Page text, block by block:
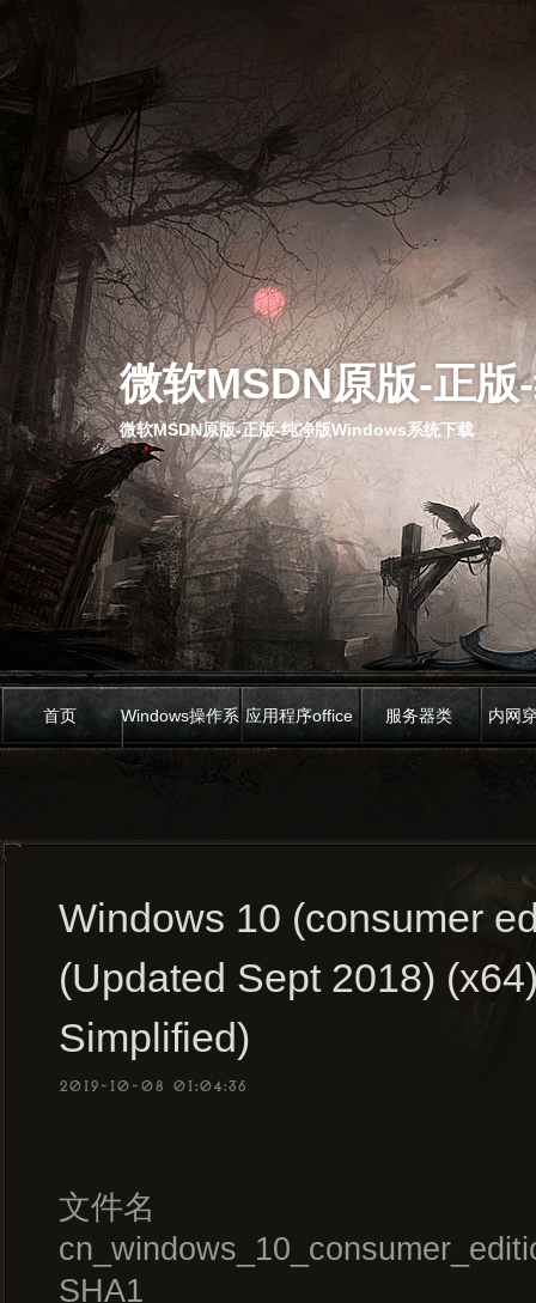
微软MSDN原版-正
微软MSDN原版-正版-纯净版Windows系统下载
首页 Windows操作系 应用程序office 服务器类 内网
Windows 10 (consumer
(Updated Sept 2018)
Simplified)
2019-10-08 01:04:36
文件名
SHA1